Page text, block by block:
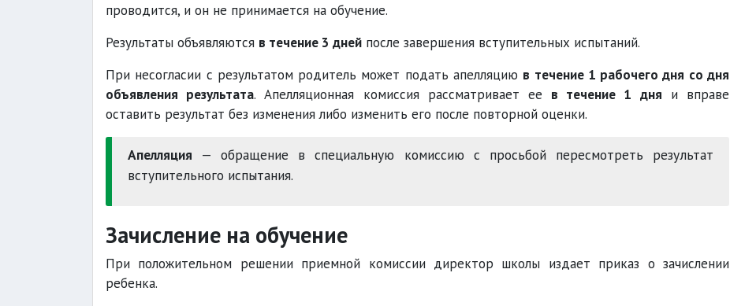
проводится, и он не принимается на обучение.
Результаты объявляются в течение 3 дней после завершения вступительных испытаний.
При несогласии с результатом родитель может подать апелляцию в течение 1 рабочего дня со дня
объявления результата. Апелляционная комиссия рассматривает ее в течение 1 дня и вправе
оставить результат без изменения либо изменить его после повторной оценки.
Апелляция — обращение в специальную комиссию с просьбой пересмотреть результат
вступительного испытания.
Зачисление на обучение
При положительном решении приемной комиссии директор школы издает приказ о зачислении
ребенка.